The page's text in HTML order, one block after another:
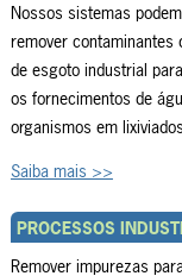
Nossos sistemas
remover contaminantes
de esgoto industrial
os fornecimentos de
organismos em
Saiba mais >>
PROCESSOS
Remover impurezas